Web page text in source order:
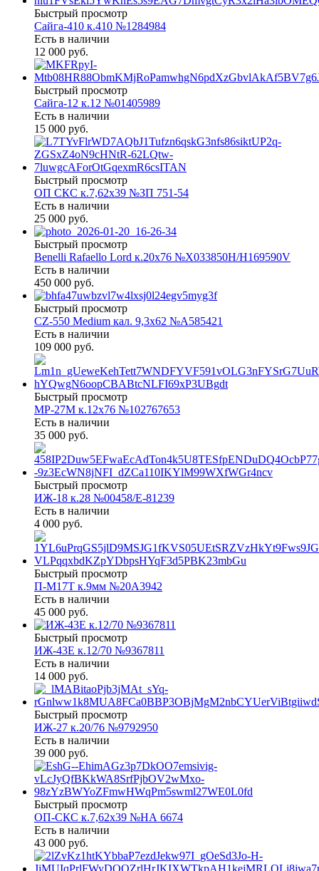
Быстрый просмотр
Сайга-410 к.410 №1284984
Есть в наличии
12 000 руб.
Быстрый просмотр
Сайга-12 к.12 №01405989
Есть в наличии
15 000 руб.
Быстрый просмотр
ОП СКС к.7,62х39 №ЗП 751-54
Есть в наличии
25 000 руб.
Быстрый просмотр
Benelli Rafaello Lord к.20х76 №X033850Н/Н169590V
Есть в наличии
450 000 руб.
Быстрый просмотр
CZ-550 Medium кал. 9,3х62 №A585421
Есть в наличии
109 000 руб.
Быстрый просмотр
МР-27М к.12х76 №102767653
Есть в наличии
35 000 руб.
Быстрый просмотр
ИЖ-18 к.28 №00458/Е-81239
Есть в наличии
4 000 руб.
Быстрый просмотр
П-М17Т к.9мм №20А3942
Есть в наличии
45 000 руб.
Быстрый просмотр
ИЖ-43Е к.12/70 №9367811
Есть в наличии
14 000 руб.
Быстрый просмотр
ИЖ-27 к.20/76 №9792950
Есть в наличии
39 000 руб.
Быстрый просмотр
ОП-СКС к.7,62х39 №НА 6674
Есть в наличии
43 000 руб.